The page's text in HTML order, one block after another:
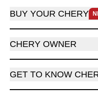
BUY YOUR CHERY
CHERY OWNER
GET TO KNOW